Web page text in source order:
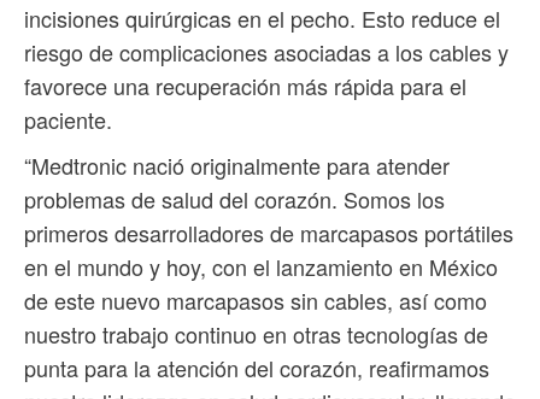
incisiones quirúrgicas en el pecho. Esto reduce el
riesgo de complicaciones asociadas a los cables y
favorece una recuperación más rápida para el
paciente.
“Medtronic nació originalmente para atender
problemas de salud del corazón. Somos los
primeros desarrolladores de marcapasos portátiles
en el mundo y hoy, con el lanzamiento en México
de este nuevo marcapasos sin cables, así como
nuestro trabajo continuo en otras tecnologías de
punta para la atención del corazón, reafirmamos